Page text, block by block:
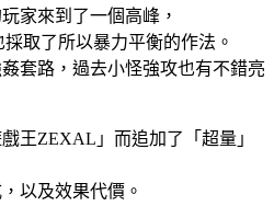
家來到了一個高峰，
取了所以暴力平衡的作法。
套路，過去小怪強攻也有不錯亮
王ZEXAL」而追加了「超量」
以及效果代價。